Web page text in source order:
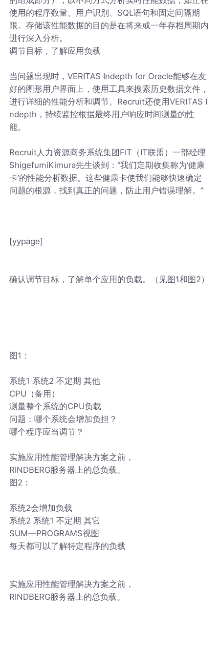
使用的程序数量、用户识别、SQL语句和固定间隔期
限。存储该性能数据的目的是在将来或一年存档周期内
进行深入分析。
调节目标，了解应用负载
当问题出现时，VERITAS Indepth for Oracle能够在友
好的图形用户界面上，使用工具来搜索历史数据文件，
进行详细的性能分析和调节。Recruit还使用VERITAS I
ndepth，持续监控根据最终用户响应时间测量的性
能。
Recruit人力资源商务系统集团FIT（IT联盟）一部经理
ShigefumiKimura先生谈到：“我们定期收集称为‘健康
卡’的性能分析数据。这些健康卡使我们能够快速确定
问题的根源，找到真正的问题，防止用户错误理解。”
[yypage]
确认调节目标，了解单个应用的负载。（见图1和图2）
图1：
系统1 系统2 不定期 其他
CPU（备用）
测量整个系统的CPU负载
问题：哪个系统会增加负担？
哪个程序应当调节？
实施应用性能管理解决方案之前，
RINDBERG服务器上的总负载。
图2：
系统2会增加负载
系统2 系统1 不定期 其它
SUM—PROGRAMS视图
每天都可以了解特定程序的负载
实施应用性能管理解决方案之前，
RINDBERG服务器上的总负载。